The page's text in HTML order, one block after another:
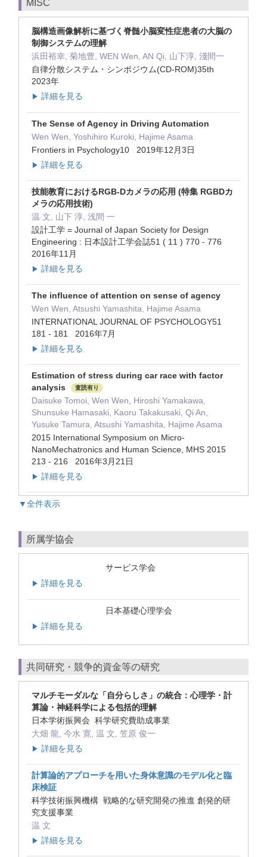
MISC
脳構造画像解析に基づく脊髄小脳変性症患者の大脳の
制御システムの理解
浜田裕幸, 菊地豊, WEN Wen, AN Qi, 山下淳, 淺間一
自律分散システム・シンポジウム(CD-ROM)35th
2023年
▶ 詳細を見る
The Sense of Agency in Driving Automation
Wen Wen, Yoshihiro Kuroki, Hajime Asama
Frontiers in Psychology10 2019年12月3日
▶ 詳細を見る
技能教育におけるRGB-Dカメラの応用 (特集 RGBDカ
メラの応用技術)
温 文, 山下 淳, 浅間 一
設計工学 = Journal of Japan Society for Design
Engineering : 日本設計工学会誌51 ( 11 ) 770 - 776
2016年11月
▶ 詳細を見る
The influence of attention on sense of agency
Wen Wen, Atsushi Yamashita, Hajime Asama
INTERNATIONAL JOURNAL OF PSYCHOLOGY51
181 - 181 2016年7月
▶ 詳細を見る
Estimation of stress during car race with factor
analysis
査読有り
Daisuke Tomoi, Wen Wen, Hiroshi Yamakawa,
Shunsuke Hamasaki, Kaoru Takakusaki, Qi An,
Yusuke Tamura, Atsushi Yamashita, Hajime Asama
2015 International Symposium on Micro-
NanoMechatronics and Human Science, MHS 2015
213 - 216 2016年3月21日
▶ 詳細を見る
▼全件表示
所属学協会
サービス学会
▶ 詳細を見る
日本基礎心理学会
▶ 詳細を見る
共同研究・競争的資金等の研究
マルチモーダルな「自分らしさ」の統合：心理学・計
算論・神経科学による包括的理解
日本学術振興会 科学研究費助成事業
大畑 龍, 今水 寛, 温 文, 笠原 俊一
▶ 詳細を見る
計算論的アプローチを用いた身体意識のモデル化と臨
床検証
科学技術振興機構 戦略的な研究開発の推進 創発的研
究支援事業
温 文
▶ 詳細を見る